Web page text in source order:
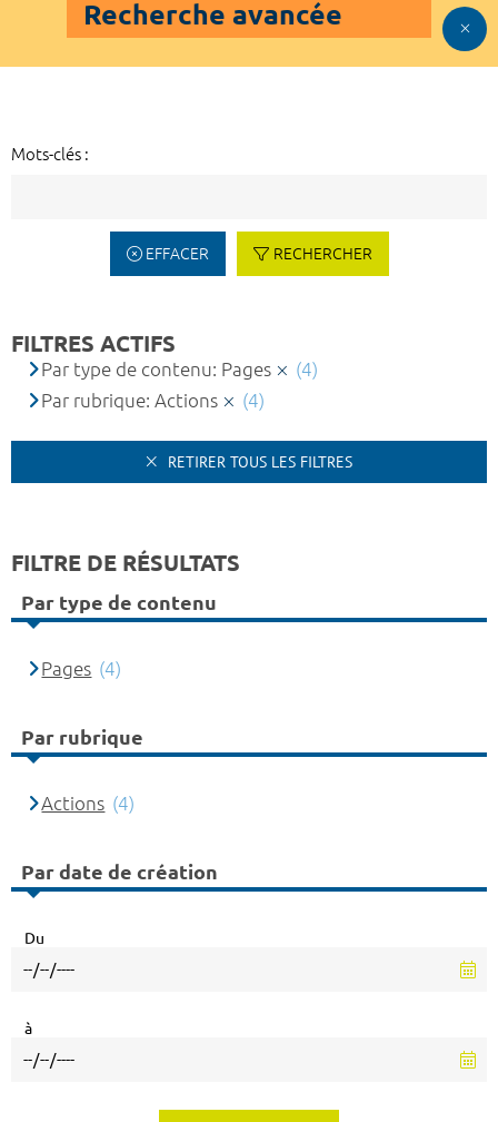
Recherche avancée
Mots-clés :
EFFACER RECHERCHER
FILTRES ACTIFS
Par type de contenu: Pages
(4)
Par rubrique: Actions
(4)
RETIRER TOUS LES FILTRES
FILTRE DE RÉSULTATS
Par type de contenu
Pages (4)
Par rubrique
Actions (4)
Par date de création
Du
à